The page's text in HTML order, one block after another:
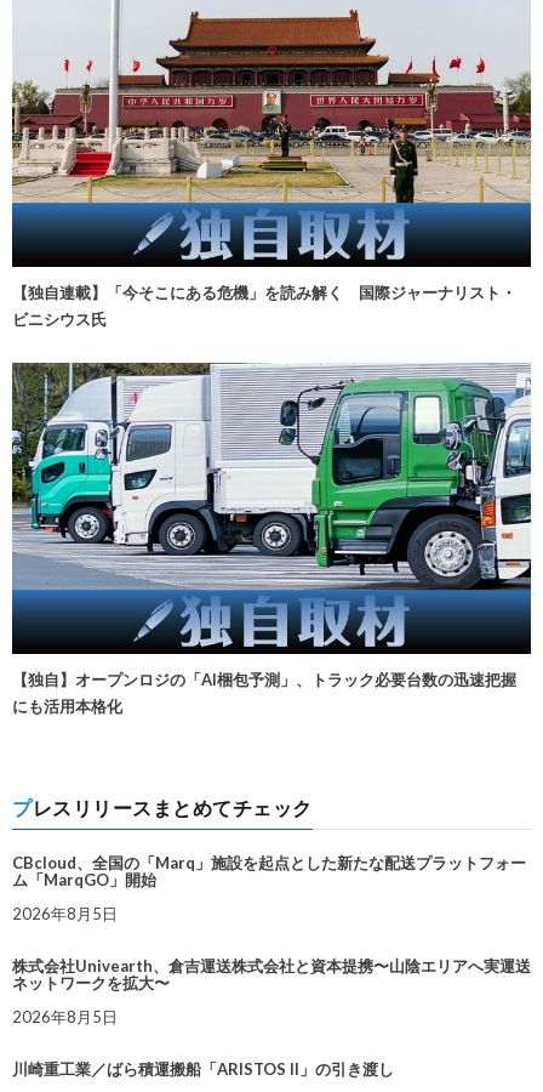
【独自連載】「今そこにある危機」を読み解く 国際ジャーナリスト・
ビニシウス氏
【独自】オープンロジの「AI梱包予測」、トラック必要台数の迅速把握
にも活用本格化
プレスリリースまとめてチェック
CBcloud、全国の「Marq」施設を起点とした新たな配送プラットフォー
ム「MarqGO」開始
2026年8月5日
株式会社Univearth、倉吉運送株式会社と資本提携〜山陰エリアへ実運送
ネットワークを拡大〜
2026年8月5日
川崎重工業／ばら積運搬船「ARISTOS II」の引き渡し